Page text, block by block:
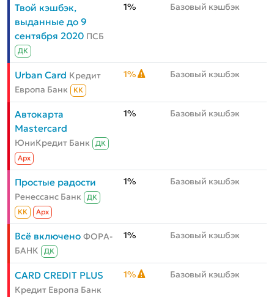
Твой кэшбэк,
выданные до 9
сентября 2020 ПСБ
ДК
1% Базовый кэшбэк
Urban Card Кредит
Европа Банк
КК
1% Базовый кэшбэк
Автокарта
Mastercard
ЮниКредит Банк
ДК
Aрх
1% Базовый кэшбэк
Простые радости
Ренессанс Банк
ДК
КК
Aрх
1% Базовый кэшбэк
Всё включено ФОРА-
БАНК
ДК
1% Базовый кэшбэк
CARD CREDIT PLUS
Кредит Европа Банк
1% Базовый кэшбэк